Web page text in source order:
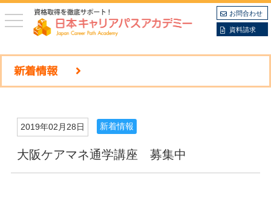
toggle
navigation
お問合わせ
資料請求
新着情報
2019年02月28日 新着情報
大阪ケアマネ通学講座 募集中